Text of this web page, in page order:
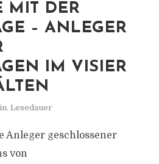
MIT DER
– ANLEGER
IM VISIER
Lesedauer
Anleger geschlossener
von